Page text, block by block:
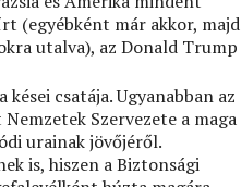
(egyébként már akkor, majd
utalva), az Donald Trump
csatája. Ugyanabban az
Szervezete a maga
urainak jövőjéről.
is, hiszen a Biztonsági